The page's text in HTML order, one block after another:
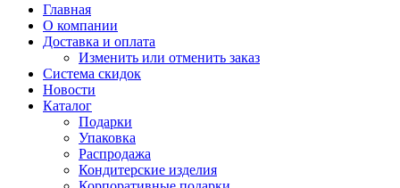
Главная
О компании
Доставка и оплата
Изменить или отменить заказ
Система скидок
Новости
Каталог
Подарки
Упаковка
Распродажа
Кондитерские изделия